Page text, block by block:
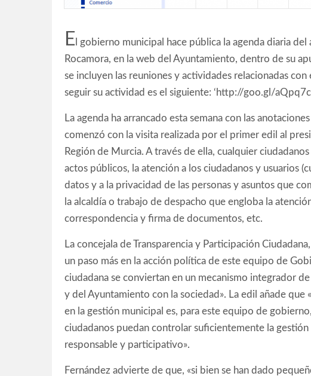
E l gobierno municipal hace pública la agenda diaria del
Rocamora, en la web del Ayuntamiento, dentro de su
se incluyen las reuniones y actividades relacionadas
seguir su actividad es el siguiente: ‘http://goo.gl/
La agenda ha arrancado esta semana con las
comenzó con la visita realizada por el primer edil al
Región de Murcia. A través de ella, cualquier
actos públicos, la atención a los ciudadanos y usuarios
datos y a la privacidad de las personas y asuntos que
la alcaldía o trabajo de despacho que engloba la
correspondencia y firma de documentos, etc.
La concejala de Transparencia y Participación
un paso más en la acción política de este equipo de
ciudadana se conviertan en un mecanismo integrador
y del Ayuntamiento con la sociedad». La edil añade
en la gestión municipal es, para este equipo de
ciudadanos puedan controlar suficientemente la
responsable y participativo».
Fernández advierte de que, «si bien se han dado